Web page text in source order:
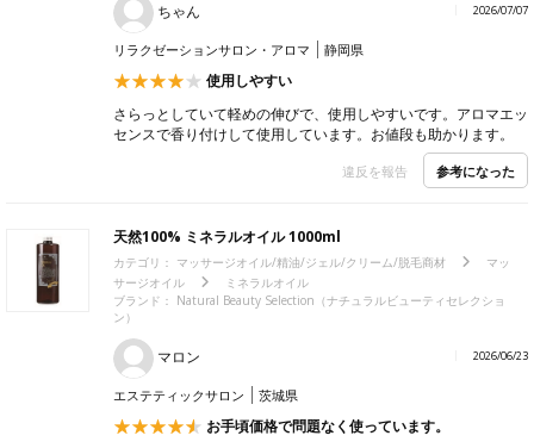
ちゃん 2026/07/07
リラクゼーションサロン・アロマ 静岡県
使用しやすい
さらっとしていて軽めの伸びで、使用しやすいです。アロマエッ
センスで香り付けして使用しています。お値段も助かります。
違反を報告 参考になった
天然100% ミネラルオイル 1000ml
カテゴリ： マッサージオイル/精油/ジェル/クリーム/脱毛商材
マッ
サージオイル
ミネラルオイル
ブランド： Natural Beauty Selection（ナチュラルビューティセレクショ
ン）
マロン 2026/06/23
エステティックサロン 茨城県
お手頃価格で問題なく使っています。